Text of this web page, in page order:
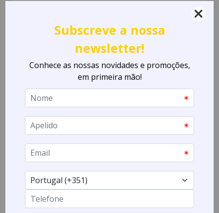
Cartucho Anticalcário TEFAL XD9030E0
14,00 €
Comprar